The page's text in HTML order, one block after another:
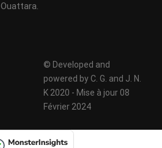
Ouattara.
© Developed and
powered by C. G. and J. N.
K 2020 - Mise à jour 08
Février 2024